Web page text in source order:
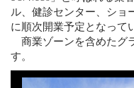
ル、健診センター、ショ
に順次開業予定となって
商業ゾーンを含めたグ
す。